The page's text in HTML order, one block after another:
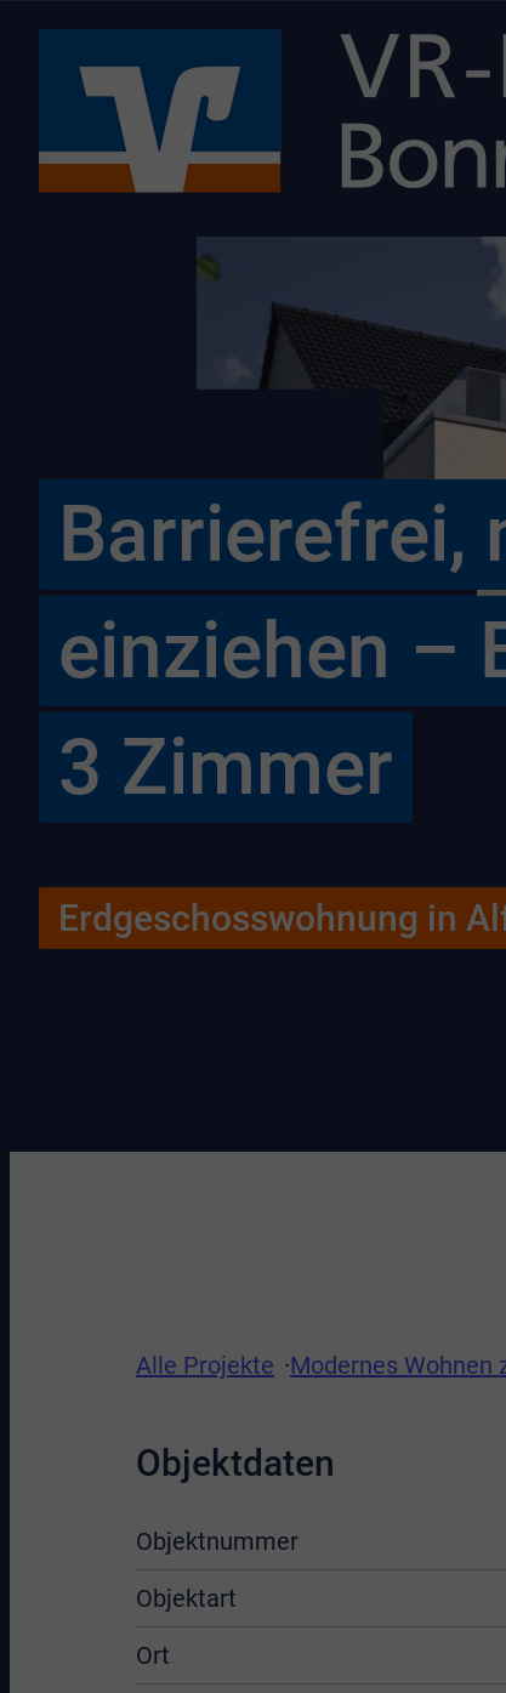
Barrierefrei,
einziehen –
3 Zimmer
Erdgeschosswohnung in
Alle Projekte Modernes Wohnen
Objektdaten
Objektnummer
Objektart
Ort